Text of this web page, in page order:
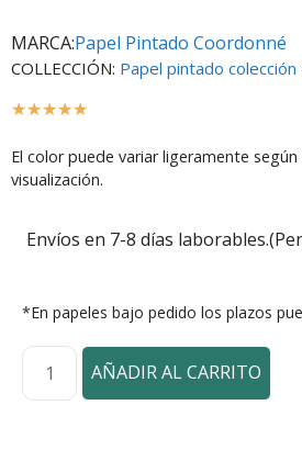
MARCA:Papel Pintado Coordonné
COLLECCIÓN: Papel pintado
☆☆☆☆☆
El color puede variar ligeramente
visualización.
Envíos en 7-8 días
*En papeles bajo pedido los plazos
AÑADIR AL CARRITO